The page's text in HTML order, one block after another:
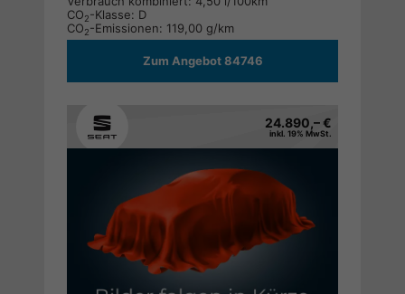
CO2-Klasse: D
CO2-Emissionen: 119,00 g/km
Zum Angebot 84746
24.890,– €
inkl. 19% MwSt.